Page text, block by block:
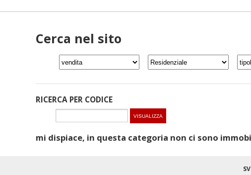
Cerca nel sito
RICERCA PER CODICE
mi dispiace, in questa categoria non ci sono